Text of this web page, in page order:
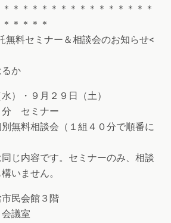
＊＊＊＊＊＊＊＊＊＊＊＊＊＊＊
＊＊＊＊
無料セミナー＆相談会のお知らせ<
か
）・９月２９日（土）
分 セミナー
無料相談会（１組４０分で順番に
じ内容です。セミナーのみ、相談
いません。
民会館３階
議室